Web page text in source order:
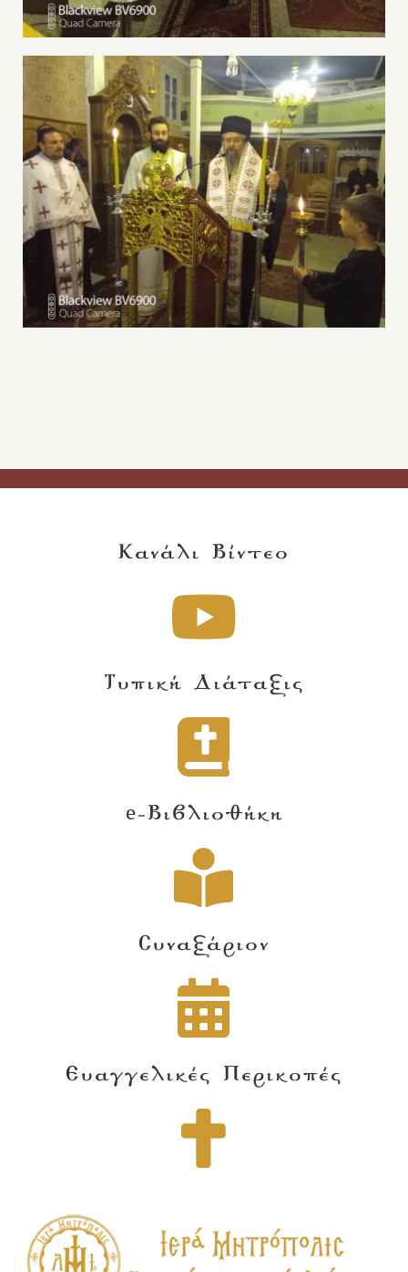
Κανάλι Βίντεο
Τυπική Διάταξις
e-Βιβλιοθήκη
Συναξάριον
Ευαγγελικές Περικοπές